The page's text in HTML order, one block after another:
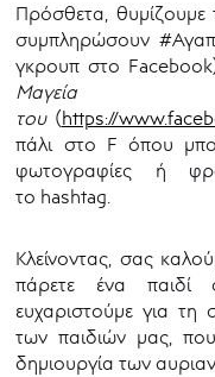
Πρόσθετα,
συμπληρώσουν
γκρουπ στο
Μαγεία
του(https://
πάλι στο F όπου
φωτογραφίες ή
το hashtag.
Κλείνοντας, σας
πάρετε ένα
ευχαριστούμε για
των παιδιών μας,
δημιουργία των